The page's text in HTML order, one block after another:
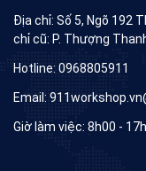
Địa chỉ: Số 5, Ngõ 192
chỉ cũ: P. Thượng
Hotline: 0968805911
Email:
Giờ làm việc: 8h00 -